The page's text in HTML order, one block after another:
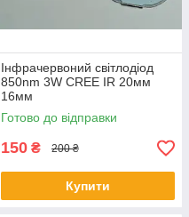
Інфрачервоний світлодіод
850nm 3W CREE IR 20мм
16мм
Готово до відправки
150 ₴ 200 ₴
Купити